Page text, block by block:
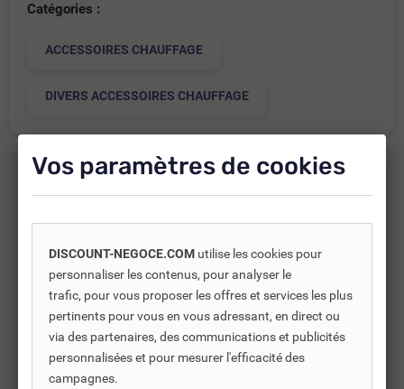
Catégories :
ACCESSOIRES CHAUFFAGE
DIVERS ACCESSOIRES CHAUFFAGE
Produits complémentaires
Les produits complémentaires sont généralement des
produits connexes ou associés. Ils vous permettent soit
d’améliorer l’utilisation soit répondre à des besoins
supplémentaires.
Vos paramètres de cookies
DISCOUNT-NEGOCE.COM utilise les cookies pour
personnaliser les contenus, pour analyser le
trafic, pour vous proposer les offres et services les plus
pertinents pour vous en vous adressant, en direct ou
via des partenaires, des communications et publicités
personnalisées et pour mesurer l'efficacité des
campagnes.